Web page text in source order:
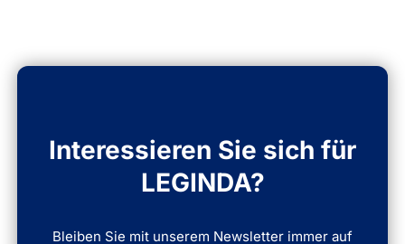
Interessieren Sie sich für
LEGINDA?
Bleiben Sie mit unserem Newsletter immer auf